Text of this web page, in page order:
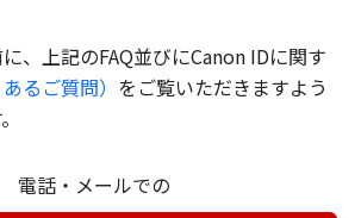
、上記のFAQ並びにCanon IDに関す
るご質問） をご覧いただきますよう
電話・メールでの